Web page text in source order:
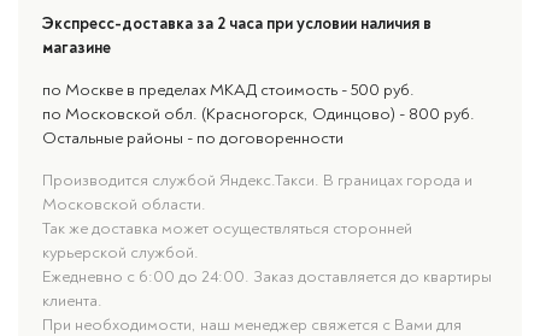
Экспресс-доставка за 2 часа при условии наличия в
магазине
по Москве в пределах МКАД стоимость - 500 руб.
по Московской обл. (Красногорск, Одинцово) - 800 руб.
Остальные районы - по договоренности
Производится службой Яндекс.Такси. В границах города и
Московской области.
Так же доставка может осуществляться сторонней
курьерской службой.
Ежедневно с 6:00 до 24:00. Заказ доставляется до квартиры
клиента.
При необходимости, наш менеджер свяжется с Вами для